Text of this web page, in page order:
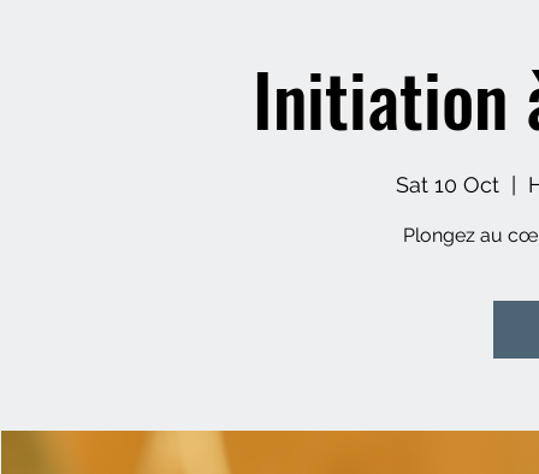
Initiation
Sat 10 Oct
  |
Plongez au